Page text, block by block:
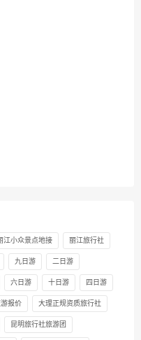
江小众景点地接 丽江旅行社
九日游 二日游
六日游 十日游 四日游
报价 大理正规资质旅行社
昆明旅行社旅游团